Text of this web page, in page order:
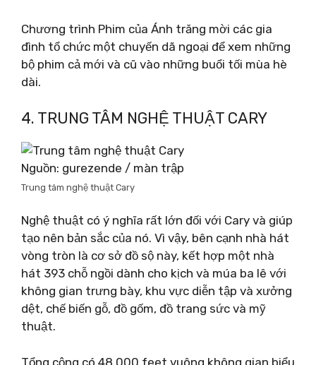
Chương trình Phim của Ánh trăng mời các gia
đình tổ chức một chuyến dã ngoại để xem những
bộ phim cả mới và cũ vào những buổi tối mùa hè
dài.
4. TRUNG TÂM NGHỆ THUẬT CARY
Nguồn: gurezende / màn trập
Trung tâm nghệ thuật Cary
Nghệ thuật có ý nghĩa rất lớn đối với Cary và giúp
tạo nên bản sắc của nó. Vì vậy, bên cạnh nhà hát
vòng tròn là cơ sở đồ sộ này, kết hợp một nhà
hát 393 chỗ ngồi dành cho kịch và múa ba lê với
không gian trưng bày, khu vực diễn tập và xưởng
dệt, chế biến gỗ, đồ gốm, đồ trang sức và mỹ
thuật.
Tổng cộng có 48.000 feet vuông không gian biểu